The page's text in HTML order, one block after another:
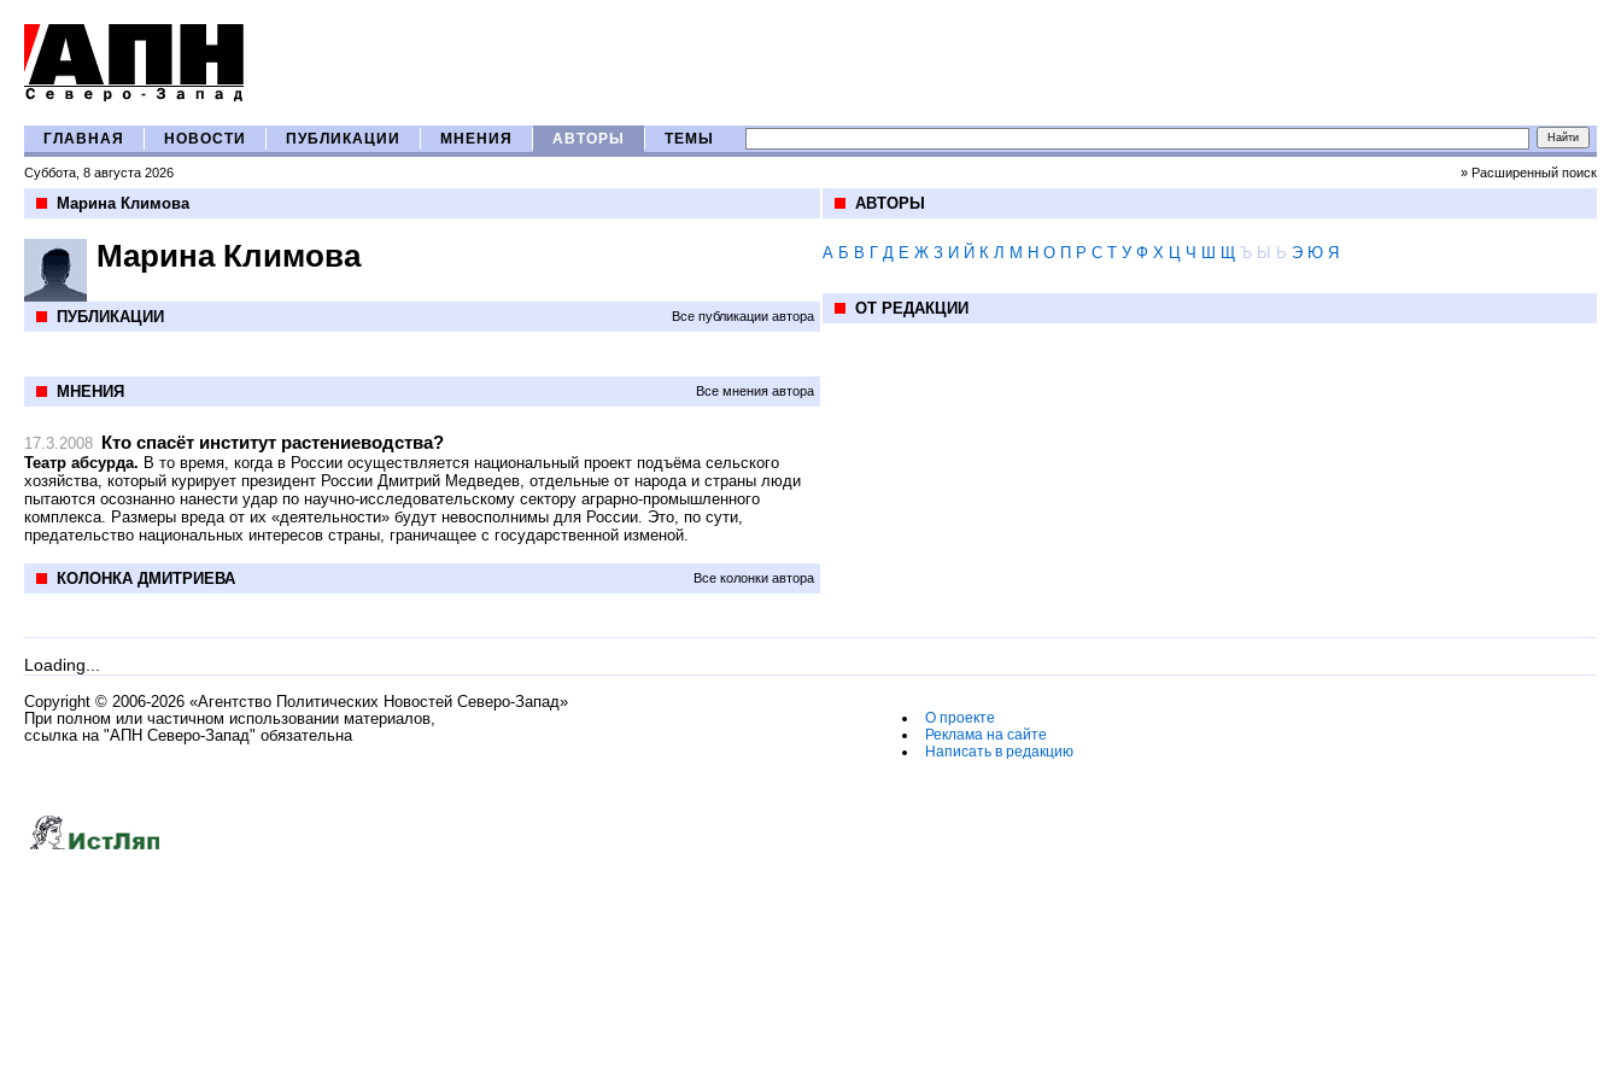
ГЛАВНАЯ НОВОСТИ ПУБЛИКАЦИИ МНЕНИЯ АВТОРЫ ТЕМЫ
Суббота, 8 августа 2026 » Расширенный поиск
Марина Климова
Марина Климова
ПУБЛИКАЦИИ Все публикации автора
МНЕНИЯ Все мнения автора
17.3.2008 Кто спасёт институт растениеводства?
Театр абсурда. В то время, когда в России осуществляется национальный проект подъёма сельского
хозяйства, который курирует президент России Дмитрий Медведев, отдельные от народа и страны люди
пытаются осознанно нанести удар по научно-исследовательскому сектору аграрно-промышленного
комплекса. Размеры вреда от их «деятельности» будут невосполнимы для России. Это, по сути,
предательство национальных интересов страны, граничащее с государственной изменой.
КОЛОНКА ДМИТРИЕВА Все колонки автора
АВТОРЫ
А Б В Г Д Е Ж З И Й К Л М Н О П Р С Т У Ф Х Ц Ч Ш Щ Ъ Ы Ь Э Ю Я
ОТ РЕДАКЦИИ
Loading...
Copyright © 2006-2026 «Агентство Политических Новостей Северо-Запад»
При полном или частичном использовании материалов,
ссылка на "АПН Северо-Запад" обязательна
О проекте
Реклама на сайте
Написать в редакцию